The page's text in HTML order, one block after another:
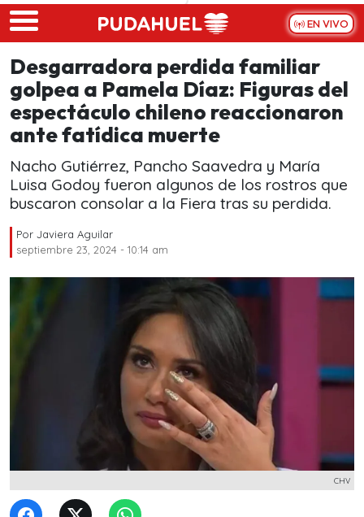
Skip to main content
EN VIVO
Desgarradora perdida familiar
golpea a Pamela Díaz: Figuras del
espectáculo chileno reaccionaron
ante fatídica muerte
Nacho Gutiérrez, Pancho Saavedra y María
Luisa Godoy fueron algunos de los rostros que
buscaron consolar a la Fiera tras su perdida.
Por Javiera Aguilar
septiembre 23, 2024 - 10:14 am
CHV